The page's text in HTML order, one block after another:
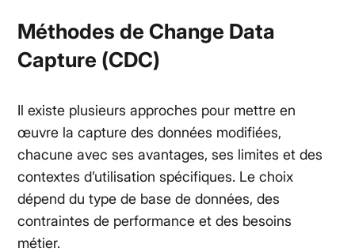
Méthodes de Change Data
Capture (CDC)
Il existe plusieurs approches pour mettre en
œuvre la capture des données modifiées,
chacune avec ses avantages, ses limites et des
contextes d’utilisation spécifiques. Le choix
dépend du type de base de données, des
contraintes de performance et des besoins
métier.